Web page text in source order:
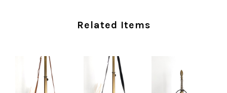
ご愛用いただけましたら幸いです。
談ください。 またご縁がございまし
たら、ぜひよろしくお願いいたしま
す。 VintageShop solo
Related Items